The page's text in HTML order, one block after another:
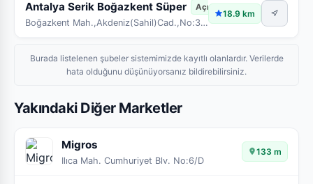
Antalya Serik Boğazkent Süper Açık
Boğazkent Mah.,Akdeniz(Sahil)Cad.,No:30 A Blok/1-2
18.9 km
Burada listelenen şubeler sistemimizde kayıtlı olanlardır. Verilerde
hata olduğunu düşünüyorsanız bildirebilirsiniz.
Yakındaki Diğer Marketler
Migros
Ilıca Mah. Cumhuriyet Blv. No:6/D
133 m